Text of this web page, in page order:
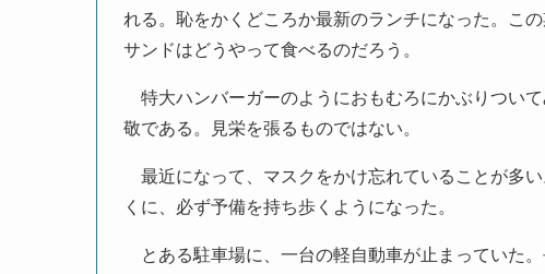
れる。恥をかくどころか最新のランチになった。こ
サンドはどうやって食べるのだろう。
特大ハンバーガーのようにおもむろにかぶりつい
敬である。見栄を張るものではない。
最近になって、マスクをかけ忘れていることが多
くに、必ず予備を持ち歩くようになった。
とある駐車場に、一台の軽自動車が止まっていた